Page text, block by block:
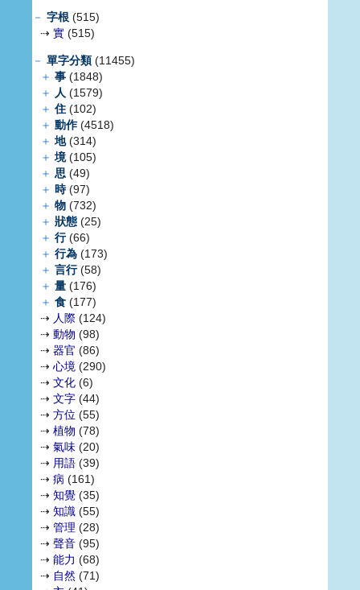
－ 字根 (515)
⇢ 實 (515)
－ 單字分類(11455)
＋ 事 (1848)
＋ 人 (1579)
＋ 住 (102)
＋ 動作(4518)
＋ 地(314)
＋ 境(105)
＋ 思 (49)
＋ 時(97)
＋ 物 (732)
＋ 狀態 (25)
＋ 行(66)
＋ 行為 (173)
＋ 言行(58)
＋ 量 (176)
＋ 食 (177)
⇢ 人際 (124)
⇢ 動物 (98)
⇢ 器官 (86)
⇢ 心境 (290)
⇢ 文化 (6)
⇢ 文字 (44)
⇢ 方位 (55)
⇢ 植物 (78)
⇢ 氣味 (20)
⇢ 用語 (39)
⇢ 病 (161)
⇢ 知覺 (35)
⇢ 知識 (55)
⇢ 管理 (28)
⇢ 聲音 (95)
⇢ 能力 (68)
⇢ 自然 (71)